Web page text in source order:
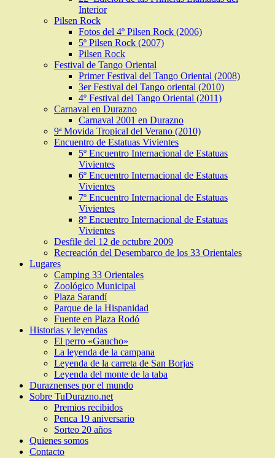
Interior
Pilsen Rock
Fotos del 4º Pilsen Rock (2006)
5º Pilsen Rock (2007)
Pilsen Rock
Festival de Tango Oriental
Primer Festival del Tango Oriental (2008)
3er Festival del Tango oriental (2010)
4º Festival del Tango Oriental (2011)
Carnaval en Durazno
Carnaval 2001 en Durazno
9ª Movida Tropical del Verano (2010)
Encuentro de Estatuas Vivientes
5º Encuentro Internacional de Estatuas
Vivientes
6º Encuentro Internacional de Estatuas
Vivientes
7º Encuentro Internacional de Estatuas
Vivientes
8º Encuentro Internacional de Estatuas
Vivientes
Desfile del 12 de octubre 2009
Recreación del Desembarco de los 33 Orientales
Lugares
Camping 33 Orientales
Zoológico Municipal
Plaza Sarandí
Parque de la Hispanidad
Fuente en Plaza Rodó
Historias y leyendas
El perro «Gaucho»
La leyenda de la campana
Leyenda de la carreta de San Borjas
Leyenda del monte de la taba
Duraznenses por el mundo
Sobre TuDurazno.net
Premios recibidos
Penca 19 aniversario
Sorteo 20 años
Quienes somos
Contacto